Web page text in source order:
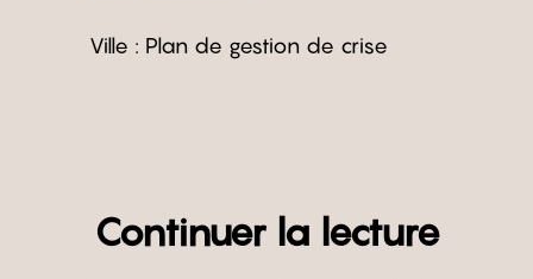
Ville : Plan de gestion de crise
Continuer la lecture